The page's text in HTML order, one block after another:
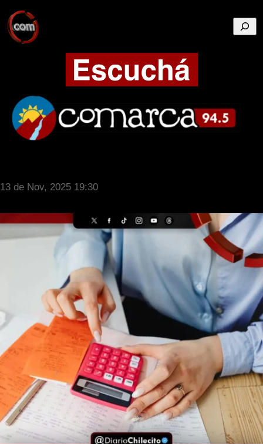
13 de Nov, 2025 19:30